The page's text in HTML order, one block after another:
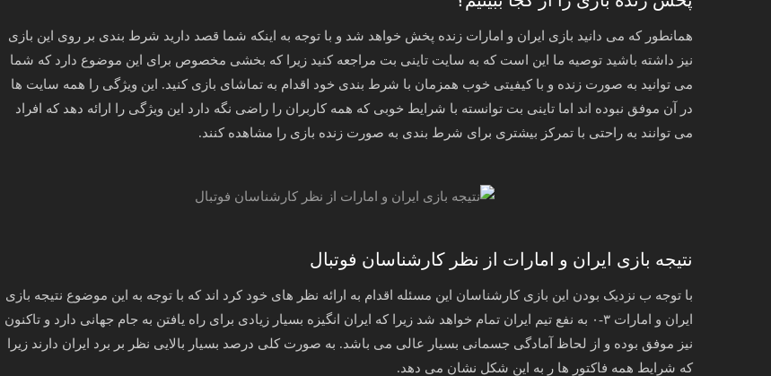
همانطور که می دانید بازی ایران و امارات زنده پخش خواهد شد و با توجه به اینکه شما قصد دارید شرط بندی بر روی این بازی
نیز داشته باشید توصیه ما این است که به سایت تاینی بت مراجعه کنید زیرا که بخشی مخصوص برای این موضوع دارد که شما
می توانید به صورت زنده و با کیفیتی خوب همزمان با شرط بندی خود اقدام به تماشای بازی کنید. این ویژگی را همه سایت ها
در آن موفق نبوده اند اما تاینی بت توانسته با شرایط خوبی که همه کاربران را راضی نگه دارد این ویژگی را ارائه دهد که افراد
می توانند به راحتی با تمرکز بیشتری برای شرط بندی به صورت زنده بازی را مشاهده کنند.
نتیجه بازی ایران و امارات از نظر کارشناسان فوتبال
با توجه ب نزدیک بودن این بازی کارشناسان این مسئله اقدام به ارائه نظر های خود کرد اند که با توجه به این موضوع نتیجه بازی
ایران و امارات ۳-۰ به نفع تیم ایران تمام خواهد شد زیرا که ایران انگیزه بسیار زیادی برای راه یافتن به جام جهانی دارد و تاکنون
نیز موفق بوده و از لحاظ آمادگی جسمانی بسیار عالی می باشد. به صورت کلی درصد بسیار بالایی نظر بر برد ایران دارند زیرا
که شرایط همه فاکتور ها ر به این شکل نشان می دهد.